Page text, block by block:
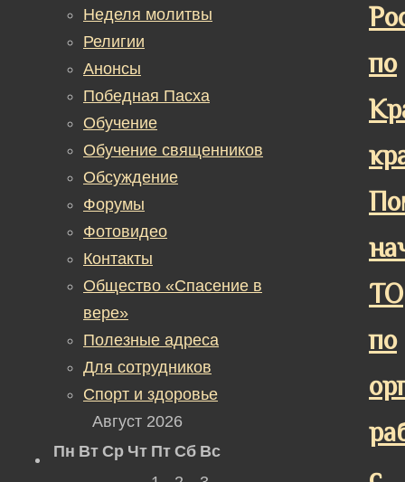
по
ТО
по
Неделя молитвы
Религии
Анонсы
Победная Пасха
Обучение
Обучение священников
Обсуждение
Форумы
Фотовидео
Контакты
Общество «Спасение в
вере»
Полезные адреса
Для сотрудников
Спорт и здоровье
Август 2026
Пн Вт Ср Чт Пт Сб Вс